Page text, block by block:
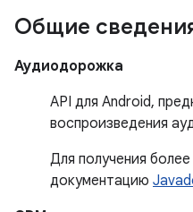
Общие
Аудиодорожка
API для Android,
воспроизведения
Для получения
документацию